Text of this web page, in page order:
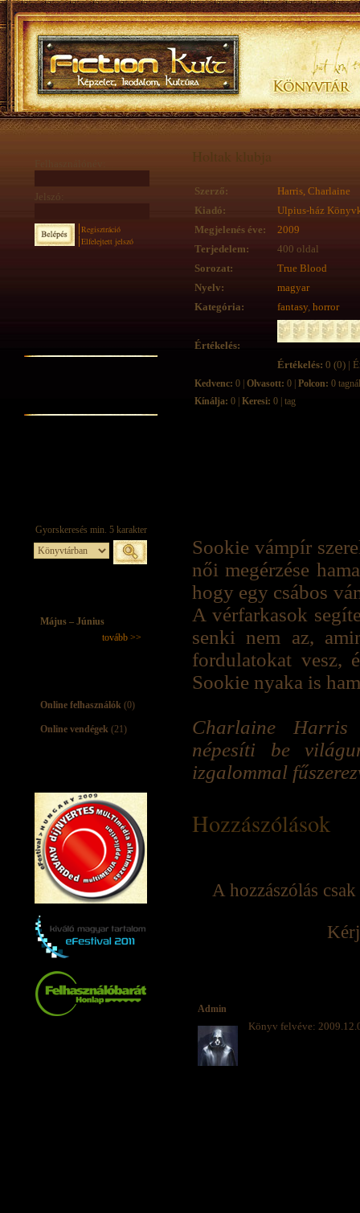
Jelszó:
Regisztráció
Elfelejtett jelszó
Május – Június
tovább >>
Online felhasználók (0)
Online vendégek (21)
Holtak klubja
Szerző:
Harris, Charlaine
Kiadó:
Ulpius-ház
Megjelenés éve:
2009
Terjedelem:
400 oldal
Sorozat:
True Blood
Nyelv:
magyar
Kategória:
fantasy, horror
Értékelés:
Értékelés: 0 (0) |
Kedvenc: 0 | Olvasott: 0 | Polcon: 0 tagnál
Kínálja: 0 | Keresi: 0 | tag
Sookie vámpír
női megérzése
hogy egy csábos
A vérfarkasok
senki nem az,
fordulatokat vesz,
Sookie nyaka is
Charlaine Harris
népesíti be
izgalommal
Hozzászólások
A hozzászólás
Admin
Könyv felvéve: